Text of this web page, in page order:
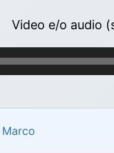
Video e/o audio